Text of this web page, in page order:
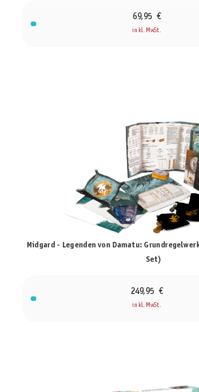
69,95 €
inkl. MwSt.
Midgard - Legenden von Damatu:
Set)
249,95 €
inkl. MwSt.